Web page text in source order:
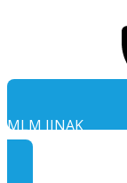
MLM JINAK
Audio ke stažení